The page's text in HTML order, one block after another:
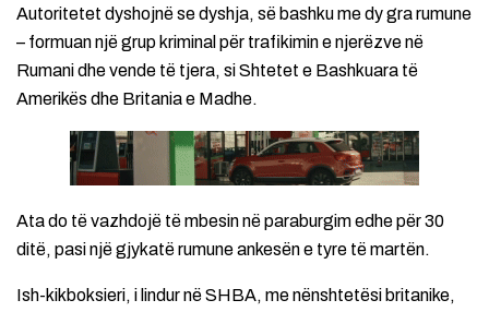
Autoritetet dyshojnë se dyshja, së bashku me dy gra rumune
– formuan një grup kriminal për trafikimin e njerëzve në
Rumani dhe vende të tjera, si Shtetet e Bashkuara të
Amerikës dhe Britania e Madhe.
Ata do të vazhdojë të mbesin në paraburgim edhe për 30
ditë, pasi një gjykatë rumune ankesën e tyre të martën.
Ish-kikboksieri, i lindur në SHBA, me nënshtetësi britanike,